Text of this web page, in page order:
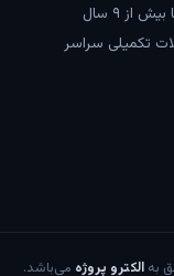
مهندسی و استخراج مقالات علمی با بیش از ۹ سال
تکمیلی سراسر
به الکترو پروژه می‌باشد.